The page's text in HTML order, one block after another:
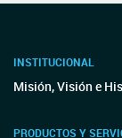
INSTITUCIONAL
Misión, Visión e
PRODUCTOS Y